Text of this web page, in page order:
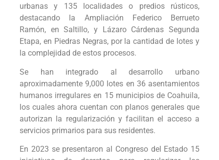
urbanas y 135 localidades o predios rústicos,
destacando la Ampliación Federico Berrueto
Ramón, en Saltillo, y Lázaro Cárdenas Segunda
Etapa, en Piedras Negras, por la cantidad de lotes y
la complejidad de estos procesos.
Se han integrado al desarrollo urbano
aproximadamente 9,000 lotes en 36 asentamientos
humanos irregulares en 15 municipios de Coahuila,
los cuales ahora cuentan con planos generales que
autorizan la regularización y facilitan el acceso a
servicios primarios para sus residentes.
En 2023 se presentaron al Congreso del Estado 15